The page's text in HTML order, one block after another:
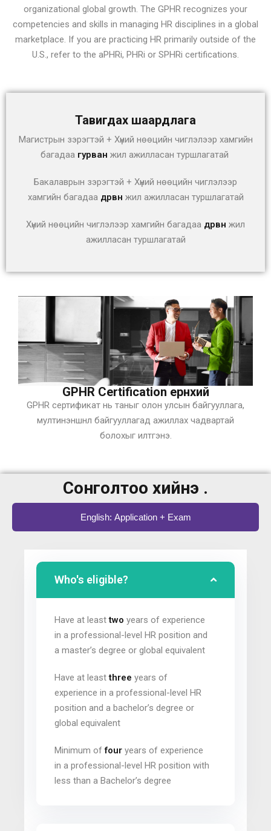
organizational global growth. The GPHR recognizes your
competencies and skills in managing HR disciplines in a global
marketplace. If you are practicing HR primarily outside of the
U.S., refer to the aPHRi, PHRi or SPHRi certifications.
Тавигдах шаардлага
Магистрын зэрэгтэй + Хүний нөөцийн чиглэлээр хамгийн
багадаа гурван жил ажилласан туршлагатай
Бакалаврын зэрэгтэй + Хүний нөөцийн чиглэлээр
хамгийн багадаа дөрвөн жил ажилласан туршлагатай
Хүний нөөцийн чиглэлээр хамгийн багадаа дөрвөн жил
ажилласан туршлагатай
GPHR Certification ерөнхий
GPHR сертификат нь таныг олон улсын байгууллага,
мултинэншнл байгууллагад ажиллах чадвартай
болохыг илтгэнэ.
Сонголтоо хийнэ үү.
English: Application + Exam
Who's eligible?
Have at leasttwo years of experience
in a professional-level HR position and
a master’s degree or global equivalent
Have at leastthree years of
experience in a professional-level HR
position and a bachelor’s degree or
global equivalent
Minimum offour years of experience
in a professional-level HR position with
less than a Bachelor’s degree